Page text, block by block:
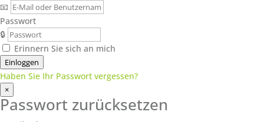
📧
Passwort
🔒
Erinnern Sie sich an mich
Einloggen
Haben Sie Ihr Passwort vergessen?
×
Passwort zurücksetzen